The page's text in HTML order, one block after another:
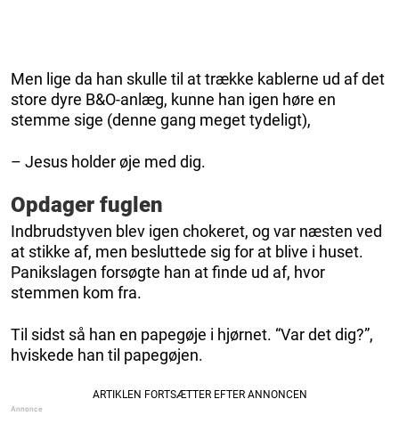
Men lige da han skulle til at trække kablerne ud af det
store dyre B&O-anlæg, kunne han igen høre en
stemme sige (denne gang meget tydeligt),
– Jesus holder øje med dig.
Opdager fuglen
Indbrudstyven blev igen chokeret, og var næsten ved
at stikke af, men besluttede sig for at blive i huset.
Panikslagen forsøgte han at finde ud af, hvor
stemmen kom fra.
Til sidst så han en papegøje i hjørnet. “Var det dig?”,
hviskede han til papegøjen.